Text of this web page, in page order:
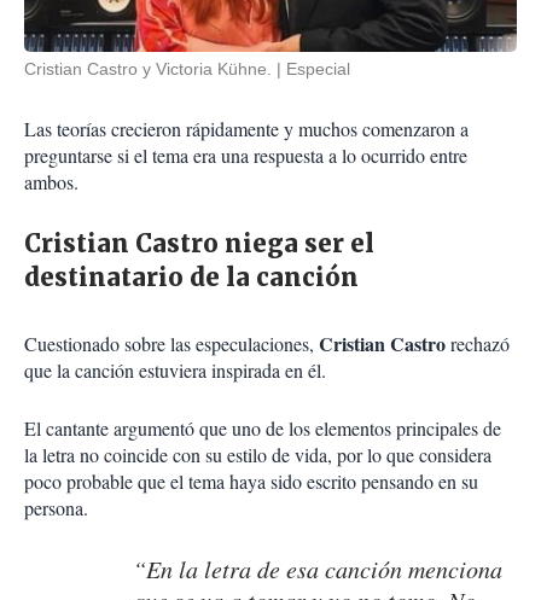
Cristian Castro y Victoria Kühne. Especial
Las teorías crecieron rápidamente y muchos comenzaron a
preguntarse si el tema era una respuesta a lo ocurrido entre
ambos.
Cristian Castro niega ser el
destinatario de la canción
Cuestionado sobre las especulaciones, Cristian Castrorechazó
que la canción estuviera inspirada en él.
El cantante argumentó que uno de los elementos principales de
la letra no coincide con su estilo de vida, por lo que considera
poco probable que el tema haya sido escrito pensando en su
persona.
“En la letra de esa canción menciona